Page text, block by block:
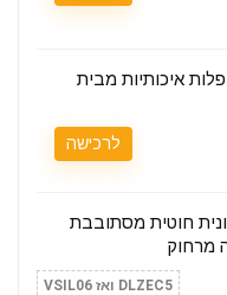
איכותיות מבית
לרכישה
חוטית מסתובבת
DLZEC5 ואז VSIL06